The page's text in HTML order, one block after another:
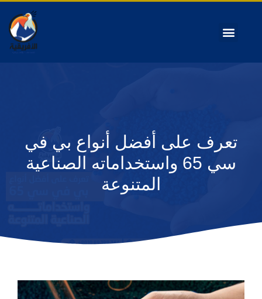
تعرف على أفضل أنواع بي في
سي 65 واستخداماته الصناعية
المتنوعة